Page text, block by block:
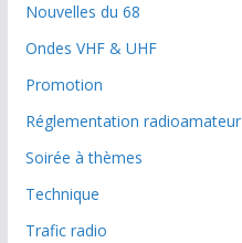
Nouvelles du 68
Ondes VHF & UHF
Promotion
Réglementation radioamateur
Soirée à thèmes
Technique
Trafic radio